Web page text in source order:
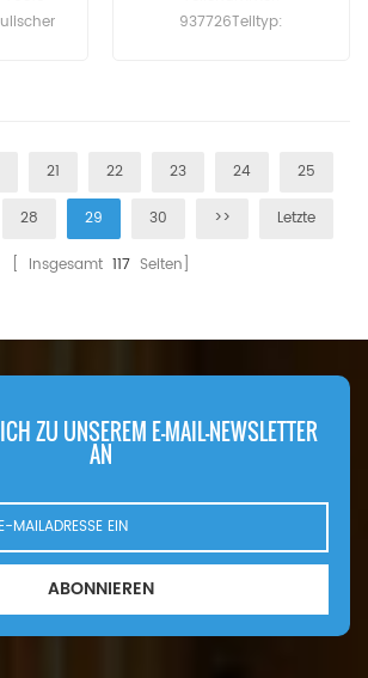
937726Teiltyp:
21 22 23 24 25
28 29 30 >> Letzte
[ Insgesamt 117Seiten]
ZU UNSEREM E-MAIL-NEWSLETTER
AN
ABONNIEREN